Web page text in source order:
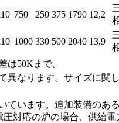
750 250 375 1790 12,2
1000 330 500 2040 13,9
は50Kまで。
異なります。サイズに関
ています。追加装備のあ
対応の炉の場合、供給電